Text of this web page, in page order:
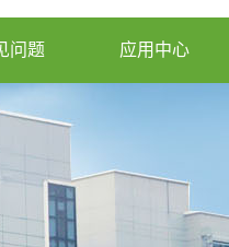
问题 应用中心